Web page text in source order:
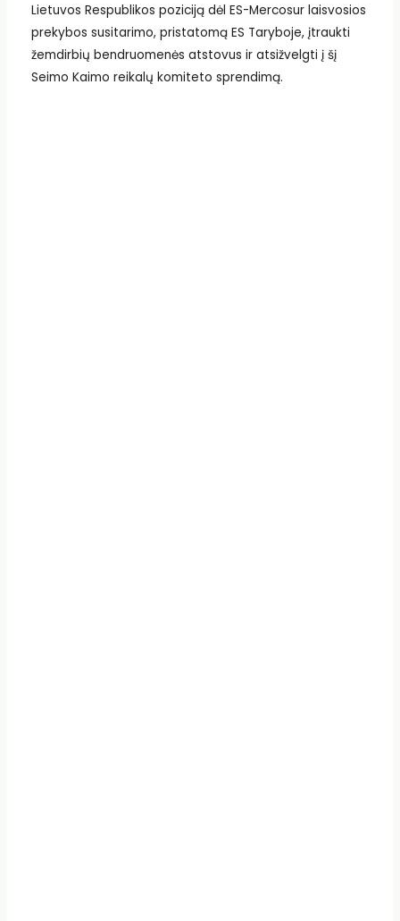
Lietuvos Respublikos poziciją dėl ES-Mercosur laisvosios
prekybos susitarimo, pristatomą ES Taryboje, įtraukti
žemdirbių bendruomenės atstovus ir atsižvelgti į šį
Seimo Kaimo reikalų komiteto sprendimą.